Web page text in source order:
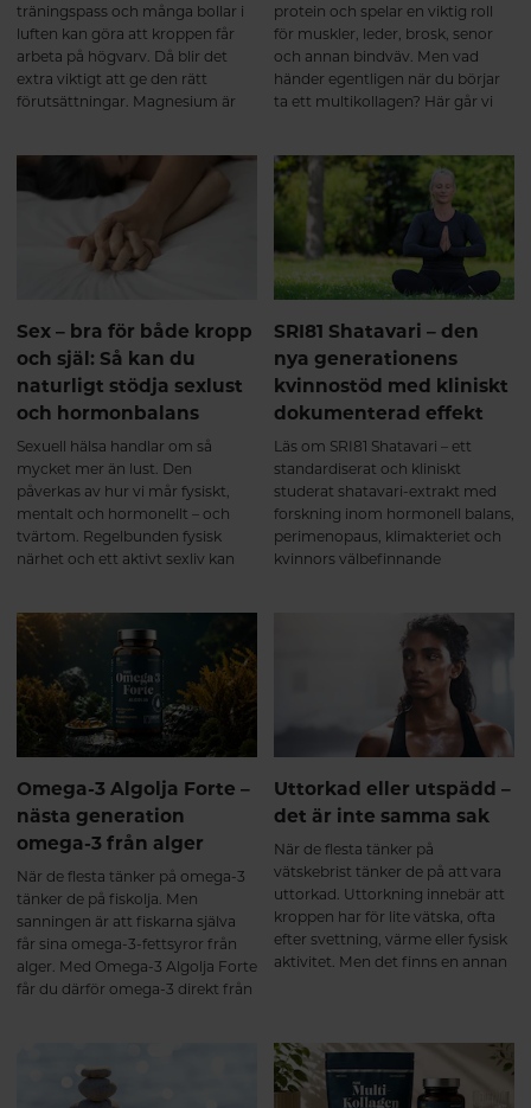
träningspass och många bollar i
luften kan göra att kroppen får
arbeta på högvarv. Då blir det
extra viktigt att ge den rätt
förutsättningar. Magnesium är
muskelfunktion och
energiomsättning till nervsystem
och hjärta.
protein och spelar en viktig roll
för muskler, leder, brosk, senor
och annan bindväv. Men vad
händer egentligen när du börjar
ta ett multikollagen? Här går vi
kroppen, vad som sker under de
första veckorna och varför
regelbundet intag över tid kan ge
de bästa förutsättningarna för en
aktiv och rörlig kropp. Från de
första veckorna till långsiktigt
stöd för muskler och leder
Intresset för kollagentillskott
fortsätter att öka – inte bara för
hudens skull, utan också för
muskler, leder, senor och annan
bindväv. Men vad händer
egentligen i kroppen när man
börjar ta ett multikollagen med
kollagen typ I, II och III? Här går
vi igenom vad forskningen visar –
från de första veckorna till de
långsiktiga förändringarna.
viktigt byggmaterial i bland annat
muskler, leder, brosk, senor och
ligament. Redan från omkring
25-årsåldern börjar kroppens
egen kollagenproduktion minska,
samtidigt som nedbrytningen
gradvis ökar. Ålder, fysisk
belastning, stillasittande, stress
och andra livsstilsfaktorer kan
också påverka kroppens
kollagenbalans¹. Resultatet blir
att bindväven successivt förlorar
en del av sin styrka och elasticitet,
vilket kan bidra till att kroppen
känns stelare och
återhämtningen tar längre tid.
hydrolyserade kollagenpeptider.
Det innebär att kollagenet redan
brutits ner till mindre peptider
Sex – bra för både kropp
och själ: Så kan du
naturligt stödja sexlust
och hormonbalans
Sexuell hälsa handlar om så
mycket mer än lust. Den
påverkas av hur vi mår fysiskt,
mentalt och hormonellt – och
tvärtom. Regelbunden fysisk
närhet och ett aktivt sexliv kan
relationer. Samtidigt finns det
mycket du själv kan göra för att
skapa goda förutsättningar för en
naturlig sexlust.
SRI81 Shatavari – den
nya generationens
kvinnostöd med kliniskt
dokumenterad effekt
Läs om SRI81 Shatavari – ett
standardiserat och kliniskt
studerat shatavari-extrakt med
forskning inom hormonell balans,
perimenopaus, klimakteriet och
kvinnors välbefinnande
Omega-3 Algolja Forte –
nästa generation
omega-3 från alger
När de flesta tänker på omega-3
tänker de på fiskolja. Men
sanningen är att fiskarna själva
får sina omega-3-fettsyror från
alger. Med Omega-3 Algolja Forte
får du därför omega-3 direkt från
triglyceridformen.
Uttorkad eller utspädd –
det är inte samma sak
När de flesta tänker på
vätskebrist tänker de på att vara
uttorkad. Uttorkning innebär att
kroppen har för lite vätska, ofta
efter svettning, värme eller fysisk
aktivitet. Men det finns en annan